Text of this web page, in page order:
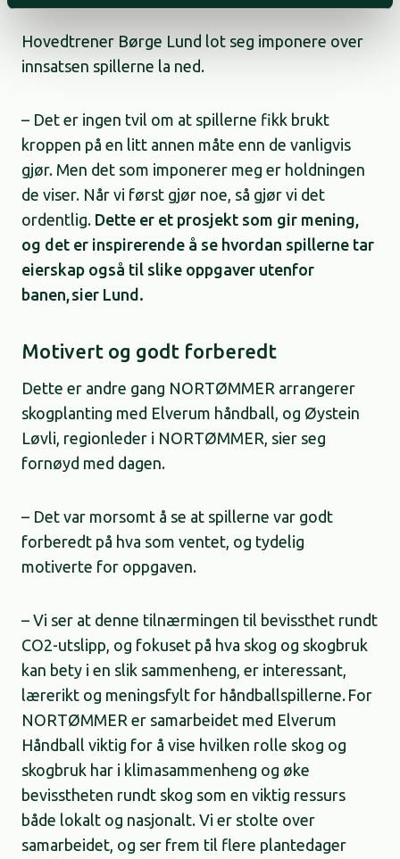
Hovedtrener Børge Lund lot seg imponere over
innsatsen spillerne la ned.
– Det er ingen tvil om at spillerne fikk brukt
kroppen på en litt annen måte enn de vanligvis
gjør. Men det som imponerer meg er holdningen
de viser. Når vi først gjør noe, så gjør vi det
ordentlig. Dette er et prosjekt som gir mening,
og det er inspirerende å se hvordan spillerne tar
eierskap også til slike oppgaver utenfor
banen, sier Lund.
Motivert og godt forberedt
Dette er andre gang NORTØMMER arrangerer
skogplanting med Elverum håndball, og Øystein
Løvli, regionleder i NORTØMMER, sier seg
fornøyd med dagen.
– Det var morsomt å se at spillerne var godt
forberedt på hva som ventet, og tydelig
motiverte for oppgaven.
– Vi ser at denne tilnærmingen til bevissthet rundt
CO2-utslipp, og fokuset på hva skog og skogbruk
kan bety i en slik sammenheng, er interessant,
lærerikt og meningsfylt for håndballspillerne. For
NORTØMMER er samarbeidet med Elverum
Håndball viktig for å vise hvilken rolle skog og
skogbruk har i klimasammenheng og øke
bevisstheten rundt skog som en viktig ressurs
både lokalt og nasjonalt. Vi er stolte over
samarbeidet, og ser frem til flere plantedager